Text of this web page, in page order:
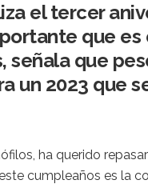
el tercer
que es
que
un 2023 que
ha querido
cumpleaños es la